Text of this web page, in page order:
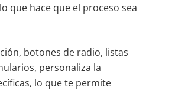
que hace que el proceso sea
botones de radio, listas
personaliza la
lo que te permite